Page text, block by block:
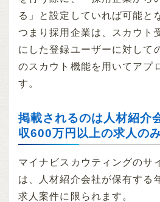
る」と設定していれば可能と
つまり採用企業は、スカウト
にした登録ユーザーに対して
のスカウト機能を用いてアプ
す。
掲載されるのは人材紹介
収600万円以上の求人の
マイナビスカウティングのサ
は、人材紹介会社が保有する
求人案件に限られます。